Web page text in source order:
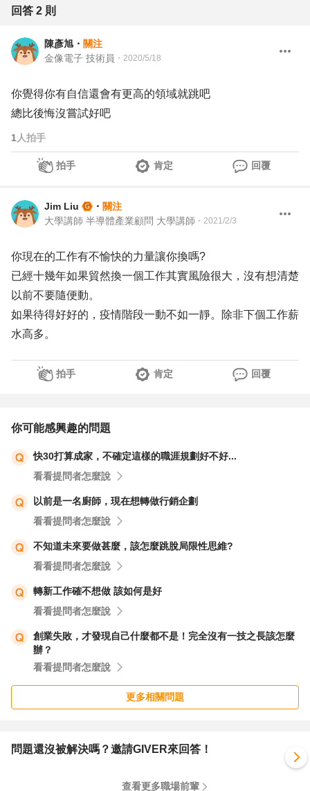
回答 2 則
陳彥旭 ・ 關注
金像電子 技術員 ・ 2020/5/18
你覺得你有自信還會有更高的領域就跳吧
總比後悔沒嘗試好吧
1 人拍手
拍手 肯定 回覆
Jim Liu ・ 關注
大學講師 半導體產業顧問 大學講師 ・ 2021/2/3
你現在的工作有不愉快的力量讓你換嗎?
已經十幾年如果貿然換一個工作其實風險很大，沒有想清楚
以前不要隨便動。
如果待得好好的，疫情階段一動不如一靜。除非下個工作薪
水高多。
拍手 肯定 回覆
你可能感興趣的問題
快30打算成家，不確定這樣的職涯規劃好不好...
看看提問者怎麼說
以前是一名廚師，現在想轉做行銷企劃
看看提問者怎麼說
不知道未來要做甚麼，該怎麼跳脫局限性思維?
看看提問者怎麼說
轉新工作確不想做 該如何是好
看看提問者怎麼說
創業失敗，才發現自己什麼都不是！完全沒有一技之長該怎麼
辦？
看看提問者怎麼說
更多相關問題
問題還沒被解決嗎？邀請GIVER來回答！
查看更多職場前輩